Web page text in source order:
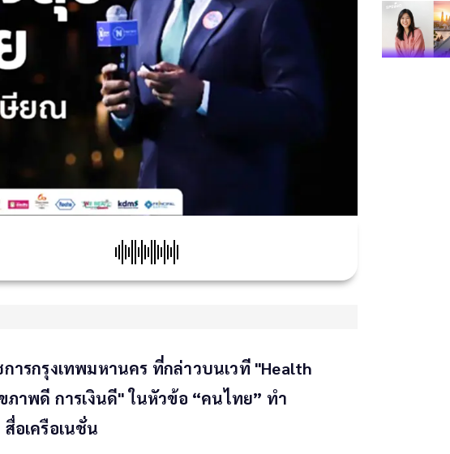
รกรุงเทพมหานคร ที่กล่าวบนเวที "Health
ภาพดี การเงินดี" ในหัวข้อ “คนไทย” ทำ
อเครือเนชั่น